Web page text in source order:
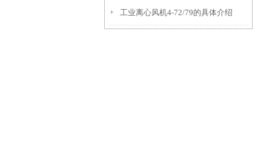
工业离心风机4-72/79的具体介绍